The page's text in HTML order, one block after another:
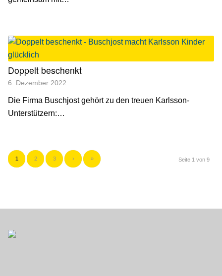
Doppelt beschenkt
6. Dezember 2022
Die Firma Buschjost gehört zu den treuen Karlsson-
Unterstützern:…
Seite 1 von 9
1 2 3 › »